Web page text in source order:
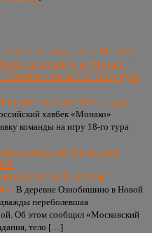
на подлете к Москве
на матч 18-го тура
хавбек «Монако»
команды на игру 18-го тура
81-летняя
В деревне Ознобишино в Новой
переболевшая
Об этом сообщил «Московский
тело […]